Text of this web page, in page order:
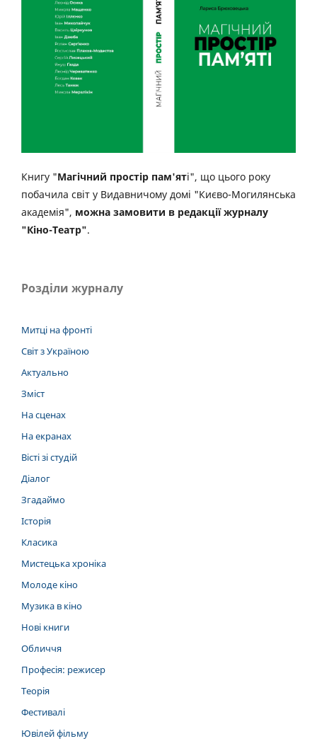
Книгу "Магічний простір пам'яті", що цього року
побачила світ у Видавничому домі "Києво-Могилянська
академія", можна замовити в редакції журналу
"Кіно-Театр".
Розділи журналу
Митці на фронті
Світ з Україною
Актуально
Зміст
На сценах
На екранах
Вісті зі студій
Діалог
Згадаймо
Історія
Класика
Мистецька хроніка
Молоде кіно
Музика в кіно
Нові книги
Обличчя
Професія: режисер
Теорія
Фестивалі
Ювілей фільму